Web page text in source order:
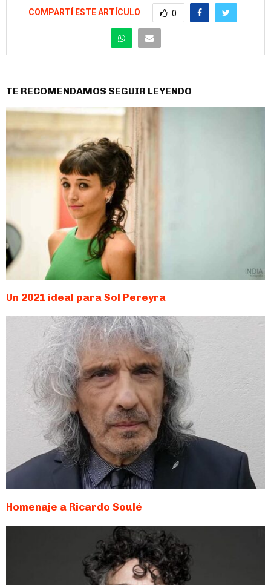
COMPARTÍ ESTE ARTÍCULO 0
TE RECOMENDAMOS SEGUIR LEYENDO
Un 2021 ideal para Sol Pereyra
Homenaje a Ricardo Soulé